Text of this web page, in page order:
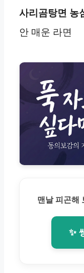
사리곰탕면 농
안 매운 라면
맨날 피곤해
✨